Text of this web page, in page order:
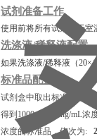
试剂准备工作
使用前将所有试剂置于室
洗涤液/稀释液配置
如果洗涤液/稀释液（20×
标准品配置
试剂盒中取出标准品，准
得到1000μL的20ng/mL
浓度的标准品，依次为: